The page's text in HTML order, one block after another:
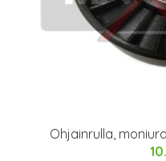
Ohjainrulla,